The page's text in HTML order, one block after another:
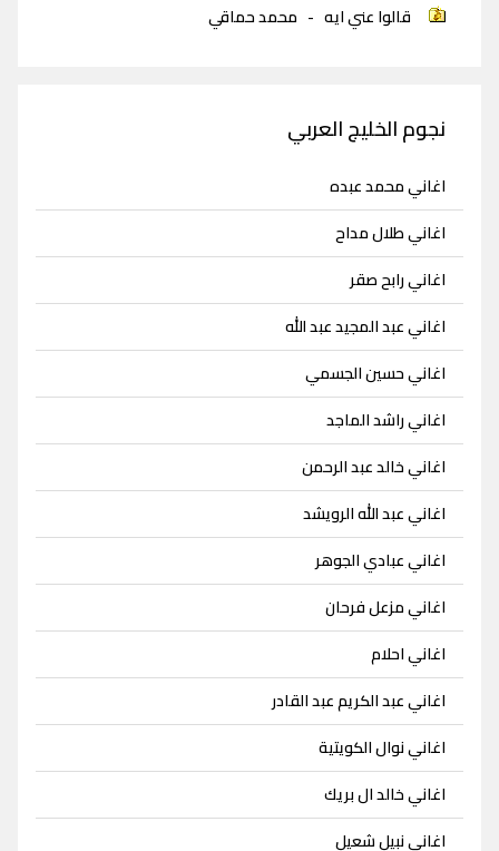
قالوا عني ايه - محمد حماقي
نجوم الخليج العربي
اغاني محمد عبده
اغاني طلال مداح
اغاني رابح صقر
اغاني عبد المجيد عبد الله
اغاني حسين الجسمي
اغاني راشد الماجد
اغاني خالد عبد الرحمن
اغاني عبد الله الرويشد
اغاني عبادي الجوهر
اغاني مزعل فرحان
اغاني احلام
اغاني عبد الكريم عبد القادر
اغاني نوال الكويتية
اغاني خالد ال بريك
اغاني نبيل شعيل